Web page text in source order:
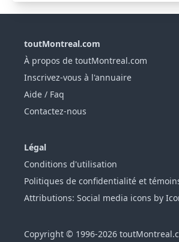
toutMontreal.com
À propos de toutMontreal.com
Inscrivez-vous à l'annuaire
Aide / Faq
Contactez-nous
Légal
Conditions d'utilisation
Politiques de confidentialité et
Attributions: Social media icons by
Copyright © 1996-2026